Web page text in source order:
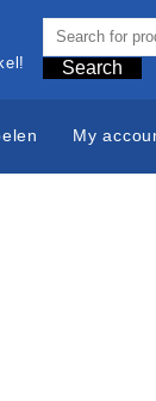
Search
My